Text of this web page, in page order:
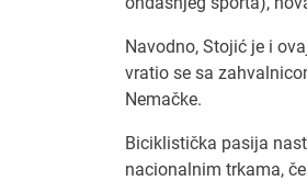
Navodno, Stojić je i
vratio se sa
Nemačke.
Biciklistička pasija
nacionalnim trkama,